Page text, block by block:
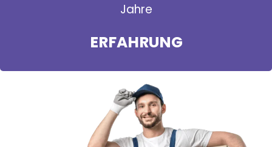
Jahre
ERFAHRUNG